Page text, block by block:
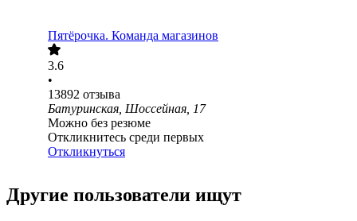
Пятёрочка. Команда магазинов
3.6
•
13892 отзыва
Батуринская, Шоссейная, 17
Можно без резюме
Откликнитесь среди первых
Откликнуться
Другие пользователи ищут